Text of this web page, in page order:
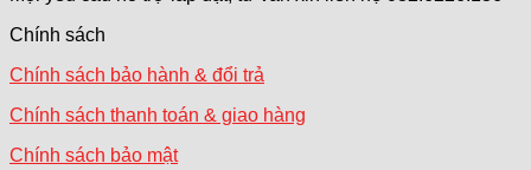
Chính sách
Chính sách bảo hành & đổi trả
Chính sách thanh toán & giao hàng
Chính sách bảo mật